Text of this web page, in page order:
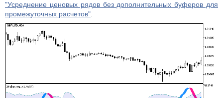
"Усреднение ценовых рядов без дополнительных буферов для
промежуточных расчетов"